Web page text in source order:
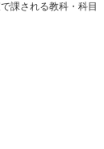
課される教科・科目